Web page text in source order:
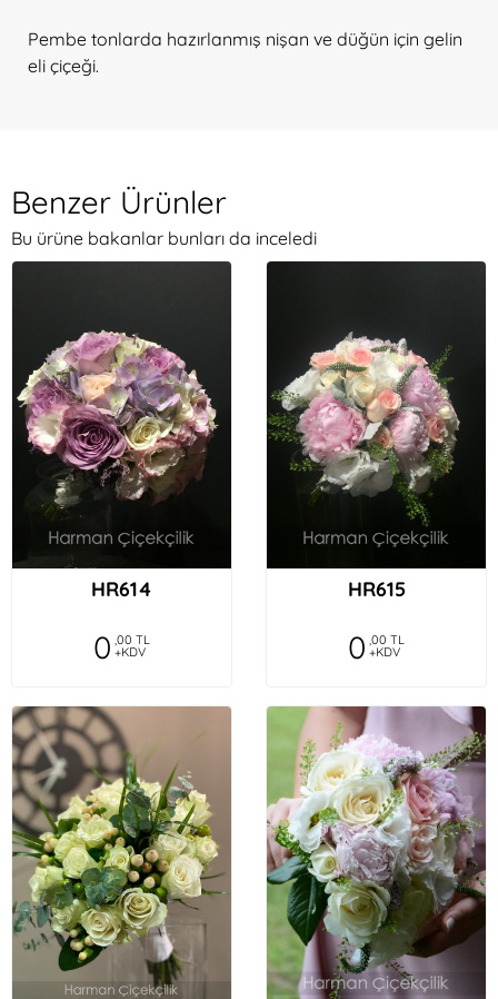
Pembe tonlarda hazırlanmış nişan ve düğün için gelin
eli çiçeği.
Benzer Ürünler
Bu ürüne bakanlar bunları da inceledi
HR614
0 ,00 TL
+KDV
HR615
0 ,00 TL
+KDV